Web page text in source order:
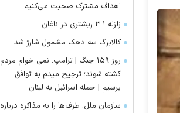
اهداف مشترک صحبت می‌کنیم
زلزله ۳.۱ ریشتری در ناغان
کالابرگ سه دهک مشمول شارژ شد
روز ۱۵۹ جنگ | ترامپ: نمی خوام مردم
کشته شوند؛ ترجیح میدم به توافق
برسیم | حمله اسرائیل به لبنان
سازمان ملل: طرف‌ها را به مذاکره درباره